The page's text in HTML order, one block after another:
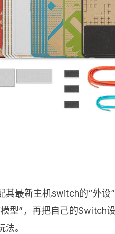
其最新主机switch的“外
型”，再把自己的Switch
。